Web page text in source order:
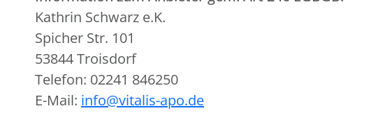
Kathrin Schwarz e.K.
Spicher Str. 101
53844 Troisdorf
Telefon: 02241 846250
E-Mail: info@vitalis-apo.de